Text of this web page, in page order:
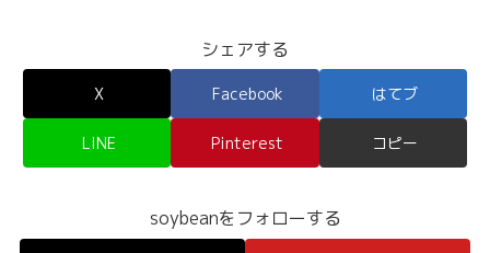
シェアする
X Facebook はてブ
LINE Pinterest コピー
soybeanをフォローする